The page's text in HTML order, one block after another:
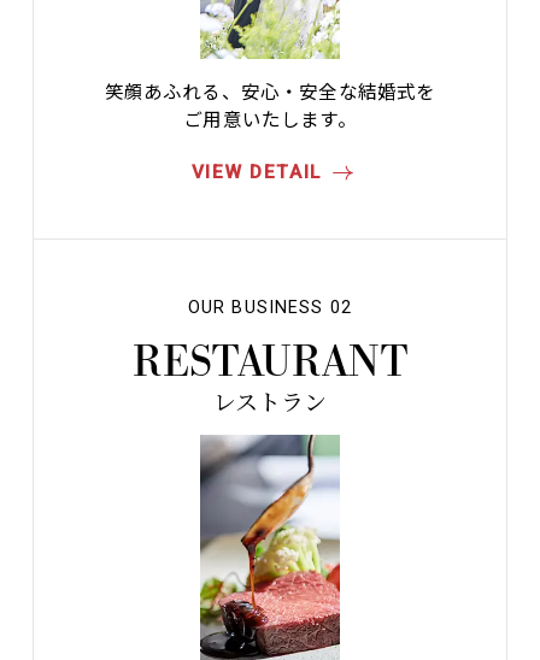
笑顔あふれる、安心・安全な結婚式を
ご用意いたします。
VIEW DETAIL
OUR BUSINESS 02
RESTAURANT
レストラン